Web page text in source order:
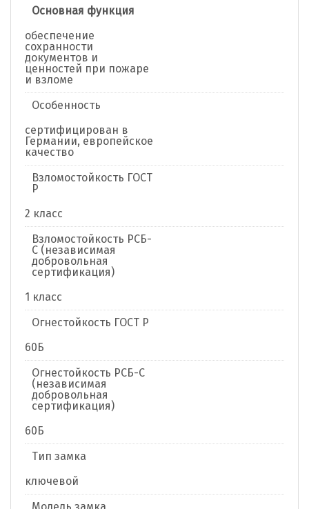
Основная функция
обеспечение
сохранности
документов и
ценностей при пожаре
и взломе
Особенность
сертифицирован в
Германии, европейское
качество
Взломостойкость ГОСТ
Р
2 класс
Взломостойкость РСБ-
С (независимая
добровольная
сертификация)
1 класс
Огнестойкость ГОСТ Р
60Б
Огнестойкость РСБ-С
(независимая
добровольная
сертификация)
60Б
Тип замка
ключевой